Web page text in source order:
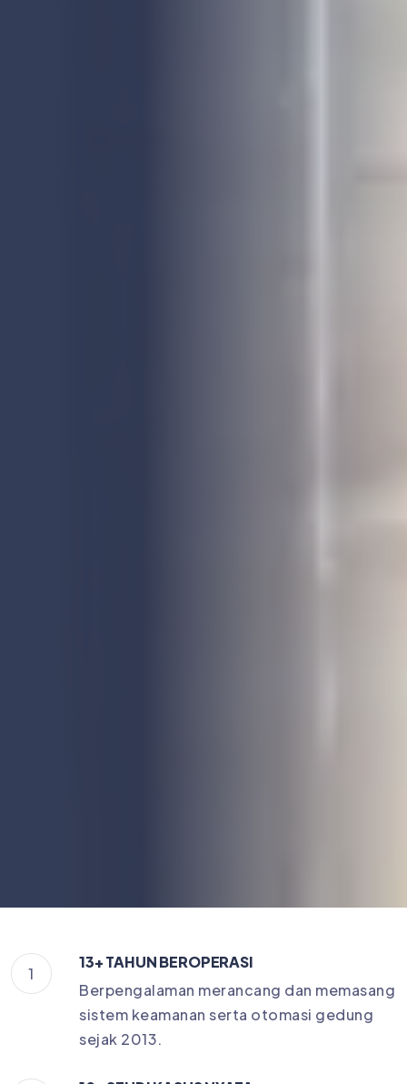
1
13+ TAHUN BEROPERASI
Berpengalaman merancang dan memasang
sistem keamanan serta otomasi gedung
sejak 2013.